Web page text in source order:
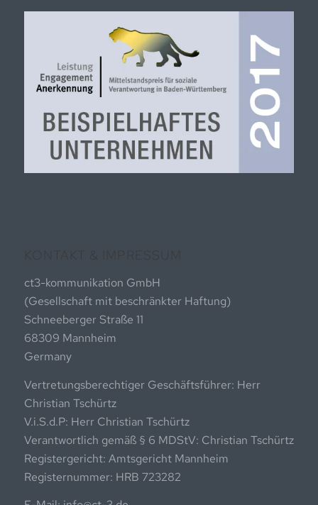
KONTAKT & IMPRESSUM
ct3-kommunikation GmbH
(Gesellschaft mit beschränkter Haftung)
Schneeberger Straße 11
68309 Mannheim
Germany
Vertretungsberechtiger Geschäftsführer: Herr
Christian Tschürtz
V.i.S.d.P: Herr Christian Tschürtz
Verantwortlich gemäß § 6 MDStV: Christian Tschürtz
Registergericht: Amtsgericht Mannheim
Registernummer: HRB 723282